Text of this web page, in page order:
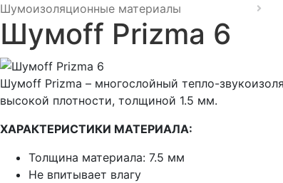
Шумоизоляционные материалы
Шумoff Prizma 6
Шумоff Prizma – многослойный тепло-
высокой плотности, толщиной 1.5 мм.
ХАРАКТЕРИСТИКИ МАТЕРИАЛА:
Толщина материала: 7.5 мм
Не впитывает влагу